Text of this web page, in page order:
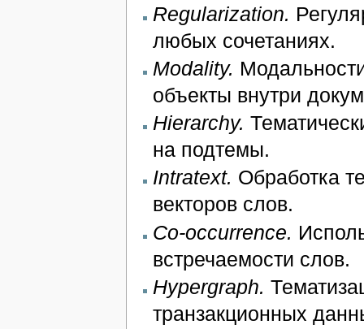
Regularization.
любых сочетаниях.
Modality.
объекты внутри
Hierarchy.
на подтемы.
Intratext. Обработка
векторов слов.
Co-occurrence.
встречаемости слов.
Hypergraph.
транзакционных